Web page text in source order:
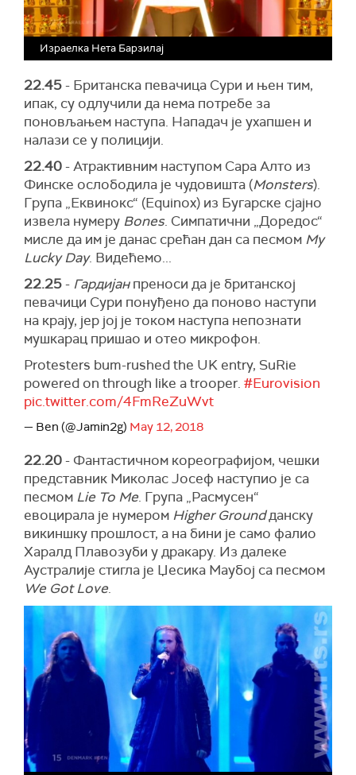
Израелка Нета Барзилај
22.45- Британска певачица Сури и њен тим,
ипак, су одлучили да нема потребе за
поновљањем наступа. Нападач је ухапшен и
налази се у полицији.
22.40- Атрактивним наступом Сара Алто из
Финске ослободила је чудовишта (Monsters).
Група „Еквинокс“ (Equinox) из Бугарске сјајно
извела нумеру Bones. Симпатични „Доредос“
мисле да им је данас срећан дан са песмом My
Lucky Day. Видећемо...
22.25- Гардијанпреноси да је британској
певачици Сури понуђено да поново наступи
на крају, јер јој је током наступа непознати
мушкарац пришао и отео микрофон.
Protesters bum-rushed the UK entry, SuRie
powered on through like a trooper. #Eurovision
pic.twitter.com/4FmReZuWvt
— Ben (@Jamin2g) May 12, 2018
22.20- Фантастичном кореографијом, чешки
представник Миколас Јосеф наступио је са
песмом Lie To Me. Група „Расмусен“
евоцирала је нумером Higher Groundданску
викиншку прошлост, а на бини је само фалио
Харалд Плавозуби у дракару. Из далеке
Аустралије стигла је Џесика Маубој са песмом
We Got Love.